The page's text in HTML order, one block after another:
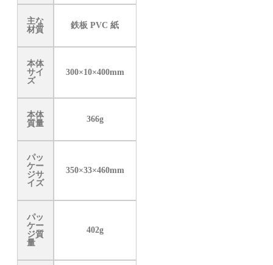
主な
材質
鉄板 PVC 紙
本体
サイ
ズ
300×10×400mm
本体
質量
366g
パッ
ケー
ジサ
イズ
350×33×460mm
パッ
ケー
ジ質
量
402g